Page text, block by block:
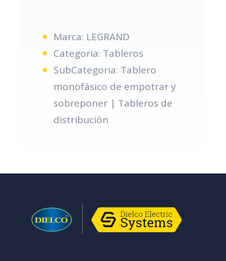
Marca: LEGRAND
Categoria: Tableros
SubCategoria: Tablero
monofásico de empotrar y
sobreponer | Tableros de
distribución